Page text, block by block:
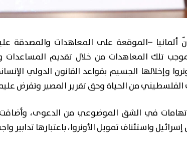
ألمانيا –الموقعة على المعاهدات والمصدقة
بموجب تلك المعاهدات من خلال تقديم
وإخلالها الجسيم بقواعد القانون الدولي
من الحياة وحق تقرير المصير وتفرض
في الشق الموضوعي من الدعوى، وأضافت
واستئناف تمويل الأونروا، باعتبارها تدابير